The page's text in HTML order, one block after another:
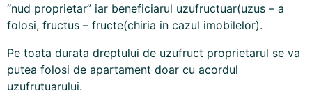
“nud proprietar” iar beneficiarul uzufructuar(uzus – a
folosi, fructus – fructe(chiria in cazul imobilelor).
Pe toata durata dreptului de uzufruct proprietarul se va
putea folosi de apartament doar cu acordul
uzufrutuarului.